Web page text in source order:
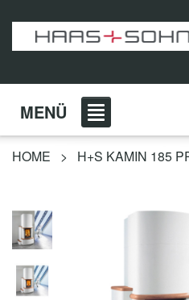
MENÜ
HOME > H+S KAMIN 185